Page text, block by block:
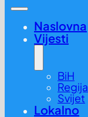
Naslovna
Vijesti
BiH
Regija
Svijet
Lokalno